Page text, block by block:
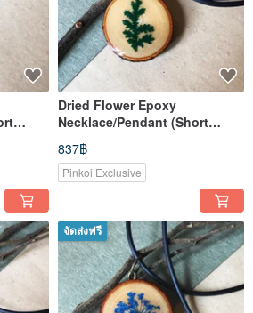
Dried Flower Epoxy
Necklace/Pendant (Short
Style)
837฿
Pinkoi Exclusive
จัดส่งฟรี